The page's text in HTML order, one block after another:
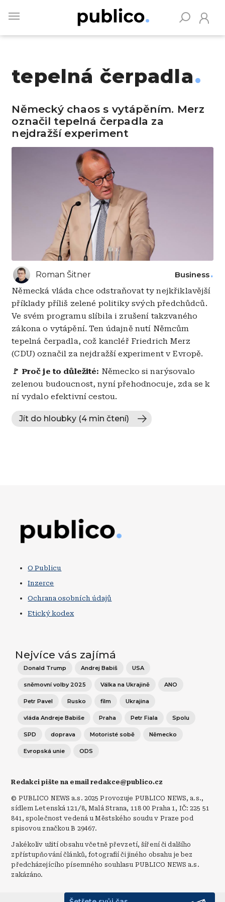
main
tepelná čerpadla
Německý chaos s vytápěním. Merz
označil tepelná čerpadla za
nejdražší experiment
Roman Šitner Business
Německá vláda chce odstraňovat ty nejkřiklavější
příklady příliš zelené politiky svých předchůdců.
Ve svém programu slíbila i zrušení takzvaného
zákona o vytápění. Ten údajně nutí Němcům
tepelná čerpadla, což kancléř Friedrich Merz
(CDU) označil za nejdražší experiment v Evropě.
🚩 Proč je to důležité: Německo si narýsovalo
zelenou budoucnost, nyní přehodnocuje, zda se k
ní vydalo efektivní cestou.
Jít do hloubky (4 min čtení)
O Publicu
Inzerce
Ochrana osobních údajů
Etický kodex
Nejvíce vás zajímá
Donald Trump Andrej Babiš USA
sněmovní volby 2025 Válka na Ukrajině ANO
Petr Pavel Rusko film Ukrajina
vláda Andreje Babiše Praha Petr Fiala Spolu
SPD doprava Motoristé sobě Německo
Evropská unie ODS
Redakci pište na email redakce@publico.cz
© PUBLICO NEWS a.s. 2025 Provozuje PUBLICO NEWS, a.s.,
sídlem Letenská 121/8, Malá Strana, 118 00 Praha 1, IČ: 225 51
841, společnost vedená u Městského soudu v Praze pod
spisovou značkou B 29467.
Jakékoliv užití obsahu včetně převzetí, šíření či dalšího
zpřístupňování článků, fotografií či jiného obsahu je bez
předcházejícího písemného souhlasu PUBLICO NEWS a.s.
zakázáno.
Vyhledávejte na Publiku